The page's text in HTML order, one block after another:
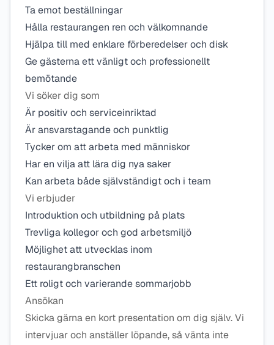
Ta emot beställningar
Hålla restaurangen ren och välkomnande
Hjälpa till med enklare förberedelser och disk
Ge gästerna ett vänligt och professionellt
bemötande
Vi söker dig som
Är positiv och serviceinriktad
Är ansvarstagande och punktlig
Tycker om att arbeta med människor
Har en vilja att lära dig nya saker
Kan arbeta både självständigt och i team
Vi erbjuder
Introduktion och utbildning på plats
Trevliga kollegor och god arbetsmiljö
Möjlighet att utvecklas inom
restaurangbranschen
Ett roligt och varierande sommarjobb
Ansökan
Skicka gärna en kort presentation om dig själv. Vi
intervjuar och anställer löpande, så vänta inte